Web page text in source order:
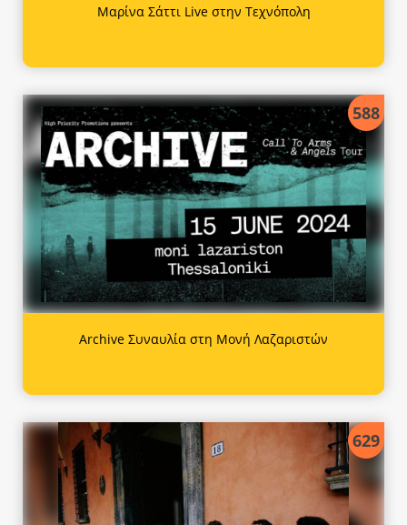
Μαρίνα Σάττι Live στην Τεχνόπολη
588
Archive Συναυλία στη Μονή Λαζαριστών
629